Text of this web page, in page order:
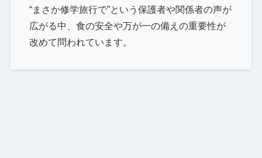
“まさか修学旅行で”という保護者や関係者の声が
広がる中、食の安全や万が一の備えの重要性が
改めて問われています。